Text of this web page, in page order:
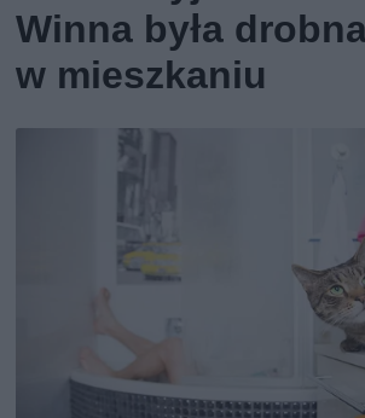
Winna była
w mieszkaniu